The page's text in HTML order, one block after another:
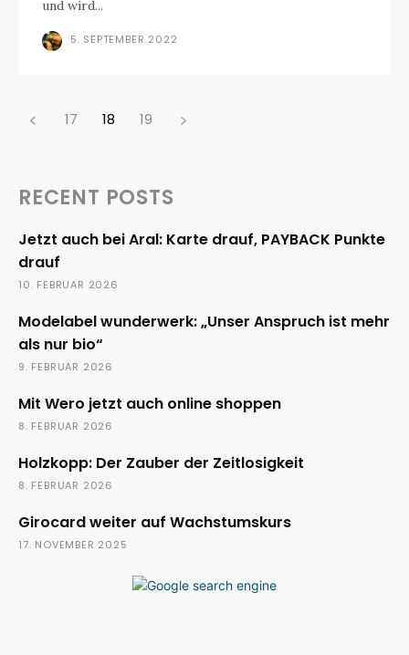
und wird...
5. SEPTEMBER 2022
17 18 19
RECENT POSTS
Jetzt auch bei Aral: Karte drauf, PAYBACK Punkte
drauf
10. FEBRUAR 2026
Modelabel wunderwerk: „Unser Anspruch ist mehr
als nur bio“
9. FEBRUAR 2026
Mit Wero jetzt auch online shoppen
8. FEBRUAR 2026
Holzkopp: Der Zauber der Zeitlosigkeit
8. FEBRUAR 2026
Girocard weiter auf Wachstumskurs
17. NOVEMBER 2025